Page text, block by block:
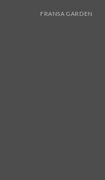
FRANSA GARDEN